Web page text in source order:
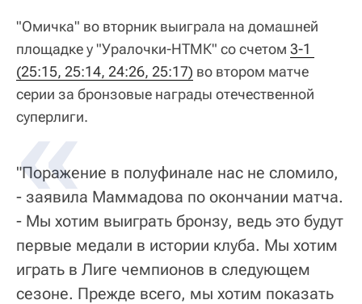
"Омичка" во вторник выиграла на домашней
площадке у "Уралочки-НТМК" со счетом 3-1
(25:15, 25:14, 24:26, 25:17) во втором матче
серии за бронзовые награды отечественной
суперлиги.
"Поражение в полуфинале нас не сломило,
- заявила Маммадова по окончании матча.
- Мы хотим выиграть бронзу, ведь это будут
первые медали в истории клуба. Мы хотим
играть в Лиге чемпионов в следующем
сезоне. Прежде всего, мы хотим показать